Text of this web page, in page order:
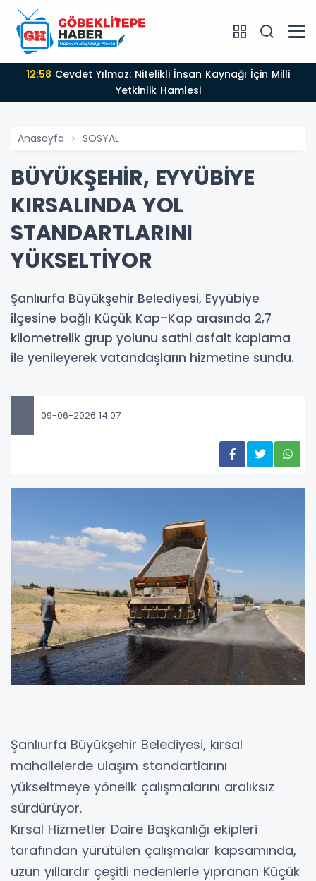
12:58
Yetkinlik Hamlesi
Anasayfa SOSYAL
BÜYÜKŞEHİR, EYYÜBİYE
KIRSALINDA YOL
STANDARTLARINI
YÜKSELTİYOR
Şanlıurfa Büyükşehir Belediyesi, Eyyübiye
ilçesine bağlı Küçük Kap–Kap arasında 2,7
kilometrelik grup yolunu sathi asfalt kaplama
ile yenileyerek vatandaşların hizmetine sundu.
09-06-2026 14:07
Şanlıurfa Büyükşehir Belediyesi, kırsal
mahallelerde ulaşım standartlarını
yükseltmeye yönelik çalışmalarını aralıksız
sürdürüyor.
Kırsal Hizmetler Daire Başkanlığı ekipleri
tarafından yürütülen çalışmalar kapsamında,
uzun yıllardır çeşitli nedenlerle yıpranan Küçük